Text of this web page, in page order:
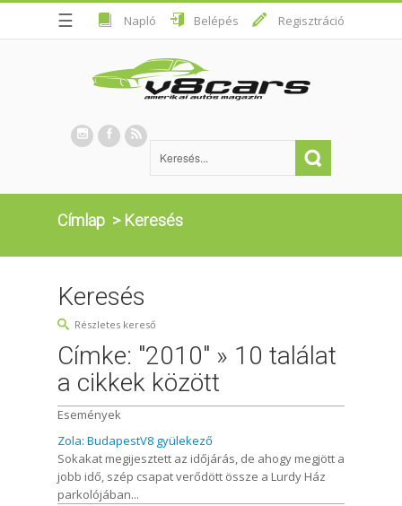
☰ Napló Belépés Regisztráció
Címlap > Keresés
Keresés
Részletes kereső
Címke: "2010" » 10 találat
a cikkek között
Események
Zola: BudapestV8 gyülekező
Sokakat megijesztett az időjárás, de ahogy megjött a
jobb idő, szép csapat verődött össze a Lurdy Ház
parkolójában...